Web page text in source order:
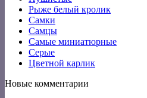
Рыже белый кролик
Самки
Самцы
Самые миниатюрные
Серые
Цветной карлик
Новые комментарии